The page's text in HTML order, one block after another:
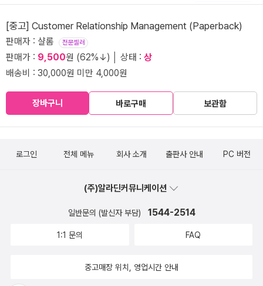
[중고] Customer Relationship Management (Paperback)
판매자 : 샬롬 전문셀러
판매가 : 9,500원 (62%↓) │ 상태 : 상
배송비 : 30,000원 미만 4,000원
장바구니 바로구매 보관함
로그인 전체 메뉴 회사 소개 출판사 안내 PC 버전
(주)알라딘커뮤니케이션
일반문의 (발신자 부담) 1544-2514
1:1 문의 FAQ
중고매장 위치, 영업시간 안내